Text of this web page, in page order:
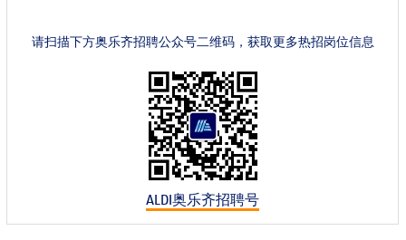
请扫描下方奥乐齐招聘公众号二维码，获取更多热招岗位信息
ALDI奥乐齐招聘号